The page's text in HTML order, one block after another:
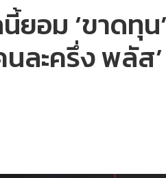
ยอม ‘ขาดทุ
ละครึ่ง พลัส’